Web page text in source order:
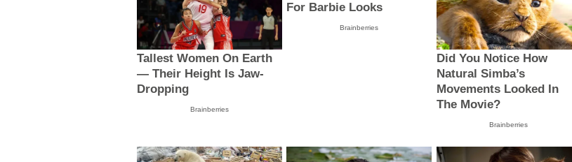
Tallest Women On Earth
— Their Height Is Jaw-
Dropping
Brainberries
For Barbie Looks
Brainberries
Did You Notice How
Natural Simba’s
Movements Looked In
The Movie?
Brainberries